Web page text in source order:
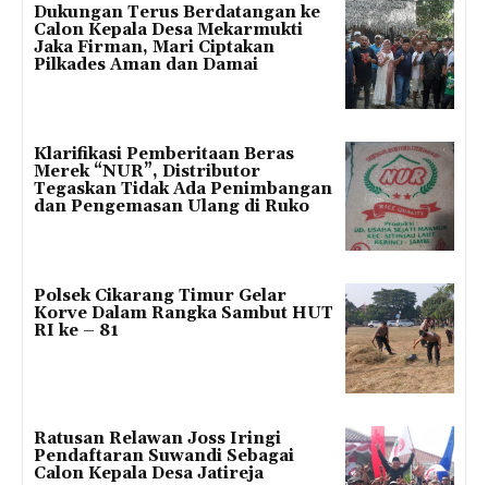
Dukungan Terus Berdatangan ke
Calon Kepala Desa Mekarmukti
Jaka Firman, Mari Ciptakan
Pilkades Aman dan Damai
Klarifikasi Pemberitaan Beras
Merek “NUR”, Distributor
Tegaskan Tidak Ada Penimbangan
dan Pengemasan Ulang di Ruko
Polsek Cikarang Timur Gelar
Korve Dalam Rangka Sambut HUT
RI ke – 81
Ratusan Relawan Joss Iringi
Pendaftaran Suwandi Sebagai
Calon Kepala Desa Jatireja